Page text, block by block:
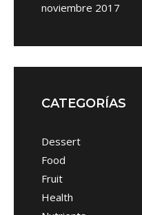
noviembre 2017
CATEGORÍAS
Dessert
Food
Fruit
Health